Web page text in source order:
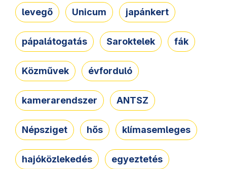
levegő Unicum japánkert
pápalátogatás Saroktelek fák
Közművek évforduló
kamerarendszer ANTSZ
Népsziget hős klímasemleges
hajóközlekedés egyeztetés